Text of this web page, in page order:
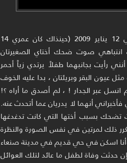
ما زلت أذكر ذلك اليوم وأجهل تفسير ما حدث فيه، ففي 12 يناير 2009 (حينذاك كان عمري 14
انتباهي صوت ضحك أختاي الصغيرتان
رأيت بجانبهما طفلاً يرتدي زياً أحمر
عيون البقر وبريئتان ، بدا عليه الخوف
انسل عبر الجدار ! ، لم أصدق ما أراه ؟!
أنهما لا يدريان عما أتحدث عنه.
تضحك بسبب أختها التي كانت تدغدغها
ذلك لمرتين في نفس الصورة والنظرة
اسكن في حي قديم في مدينة صنعاء
وفاة لطفل ما عائد لتلك العوائل